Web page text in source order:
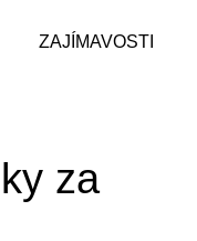
ZAJÍMAVOSTI
za